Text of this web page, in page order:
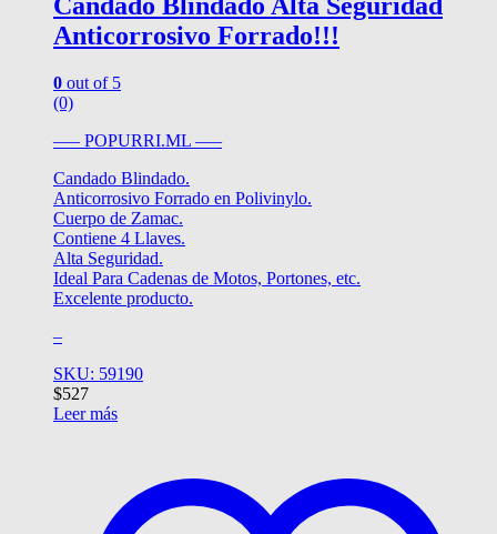
Candado Blindado Alta Seguridad
Anticorrosivo Forrado!!!
0 out of 5
(0)
—– POPURRI.ML —–
Candado Blindado.
Anticorrosivo Forrado en Polivinylo.
Cuerpo de Zamac.
Contiene 4 Llaves.
Alta Seguridad.
Ideal Para Cadenas de Motos, Portones, etc.
Excelente producto.
–
SKU: 59190
$527
Leer más